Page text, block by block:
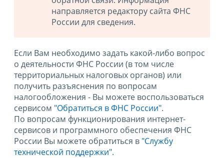
направляется редактору сайта ФНС
России для сведения.
Если Вам необходимо задать какой-либо вопрос
о деятельности ФНС России (в том числе
территориальных налоговых органов) или
получить разъяснения по вопросам
налогообложения - Вы можете воспользоваться
сервисом "Обратиться в ФНС России".
По вопросам функционирования интернет-
сервисов и программного обеспечения ФНС
России Вы можете обратиться в "Службу
технической поддержки".